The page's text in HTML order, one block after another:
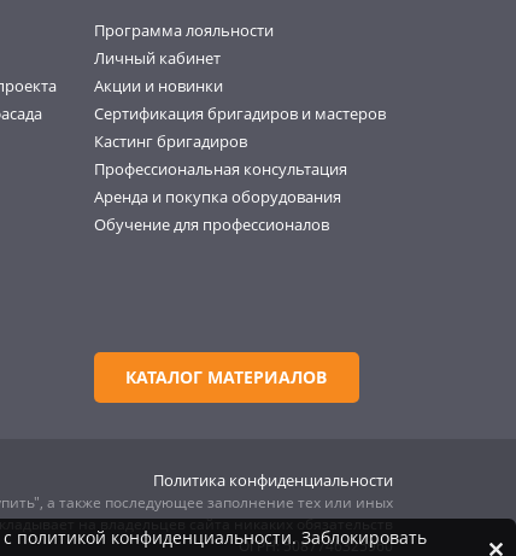
Программа лояльности
Личный кабинет
Акции и новинки
Сертификация бригадиров и мастеров
Кастинг бригадиров
Профессиональная консультация
Аренда и покупка оборудования
Обучение для профессионалов
КАТАЛОГ МАТЕРИАЛОВ
Политика конфиденциальности
а также последующее заполнение тех или иных
на владельцев сайта никаких обязательств
ОГРН: 5087746325960
политикой конфиденциальности. Заблокировать